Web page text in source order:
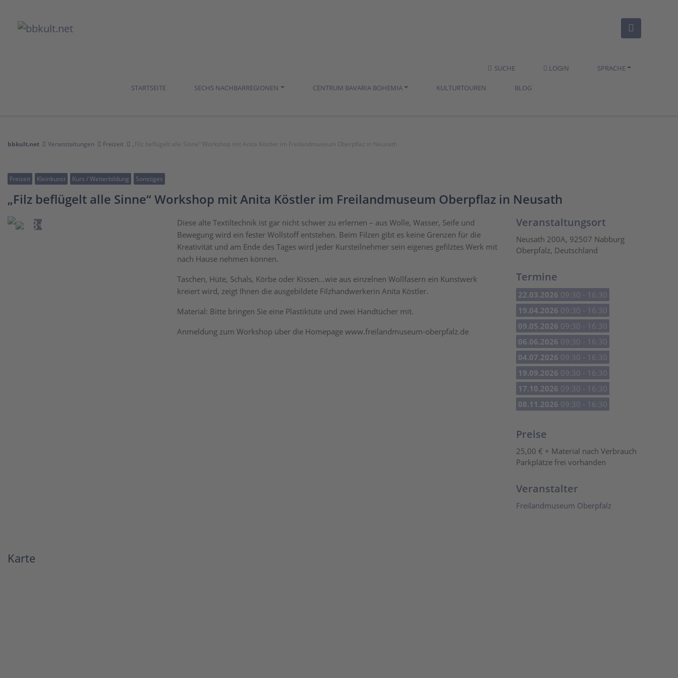
SUCHE LOGIN SPRACHE
STARTSEITE SECHS NACHBARREGIONEN CENTRUM BAVARIA BOHEMIA KULTURTOUREN BLOG
bbkult.net Veranstaltungen Freizeit „Filz beflügelt alle Sinne“ Workshop mit Anita Köstler im Freilandmuseum Oberpflaz in Neusath
Freizeit Kleinkunst Kurs / Weiterbildung Sonstiges
„Filz beflügelt alle Sinne“ Workshop mit Anita Köstler im Freilandmuseum Oberpflaz in Neusath
3+
Diese alte Textiltechnik ist gar nicht schwer zu erlernen – aus Wolle, Wasser, Seife und
Bewegung wird ein fester Wollstoff entstehen. Beim Filzen gibt es keine Grenzen für die
Kreativität und am Ende des Tages wird jeder Kursteilnehmer sein eigenes gefilztes Werk mit
nach Hause nehmen können.
Taschen, Hüte, Schals, Körbe oder Kissen…wie aus einzelnen Wollfasern ein Kunstwerk
kreiert wird, zeigt Ihnen die ausgebildete Filzhandwerkerin Anita Köstler.
Material: Bitte bringen Sie eine Plastiktüte und zwei Handtücher mit.
Anmeldung zum Workshop über die Homepage www.freilandmuseum-oberpfalz.de
Veranstaltungsort
Neusath 200A, 92507 Nabburg
Oberpfalz, Deutschland
Termine
22.03.2026 09:30 - 16:30
19.04.2026 09:30 - 16:30
09.05.2026 09:30 - 16:30
06.06.2026 09:30 - 16:30
04.07.2026 09:30 - 16:30
19.09.2026 09:30 - 16:30
17.10.2026 09:30 - 16:30
08.11.2026 09:30 - 16:30
Preise
25,00 € + Material nach Verbrauch
Parkplätze frei vorhanden
Veranstalter
Freilandmuseum Oberpfalz
Karte